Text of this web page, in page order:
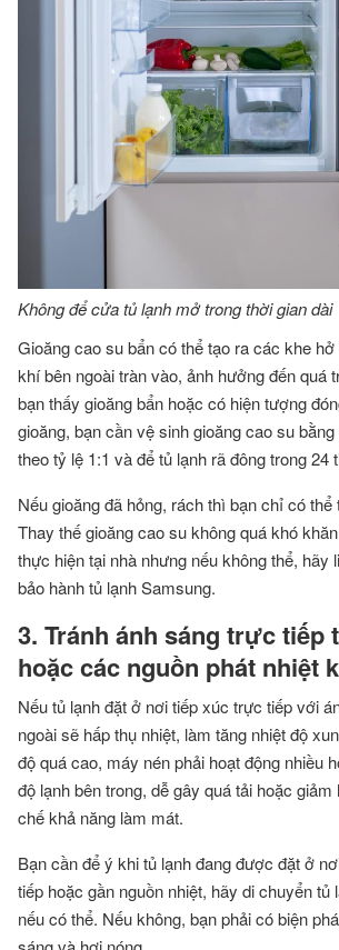
Không để cửa tủ lạnh mở trong thời gian dài
Gioăng cao su bẩn có thể tạo ra các khe
khí bên ngoài tràn vào, ảnh hưởng đến quá
bạn thấy gioăng bẩn hoặc có hiện tượng
gioăng, bạn cần vệ sinh gioăng cao su
theo tỷ lệ 1:1 và để tủ lạnh rã đông trong 24
Nếu gioăng đã hỏng, rách thì bạn chỉ có thể
Thay thế gioăng cao su không quá khó
thực hiện tại nhà nhưng nếu không thể, hãy
bảo hành tủ lạnh Samsung.
3. Tránh ánh sáng trực
hoặc các nguồn phát nhiệt
Nếu tủ lạnh đặt ở nơi tiếp xúc trực tiếp với
ngoài sẽ hấp thụ nhiệt, làm tăng nhiệt độ
độ quá cao, máy nén phải hoạt động nhiều
độ lạnh bên trong, dễ gây quá tải hoặc
chế khả năng làm mát.
Bạn cần để ý khi tủ lạnh đang được đặt ở
tiếp hoặc gần nguồn nhiệt, hãy di chuyển tủ
nếu có thể. Nếu không, bạn phải có biện